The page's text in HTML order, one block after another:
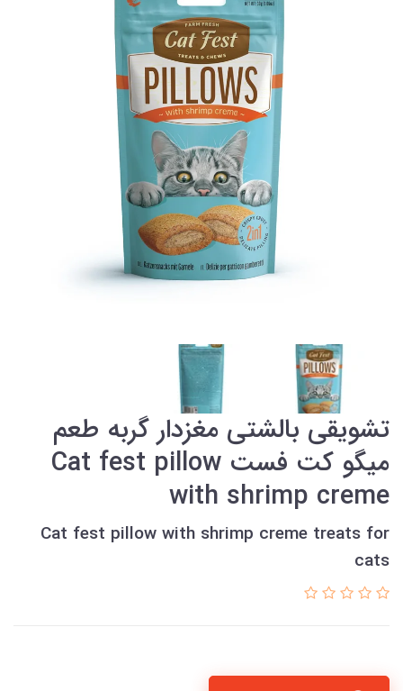
تشویقی بالشتی مغزدار گربه طعم
میگو کت فست Cat fest pillow
with shrimp creme
Cat fest pillow with shrimp creme treats for
cats